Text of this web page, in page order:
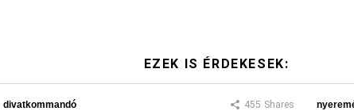
EZEK IS ÉRDEKESEK:
divatkommandó 455 Shares